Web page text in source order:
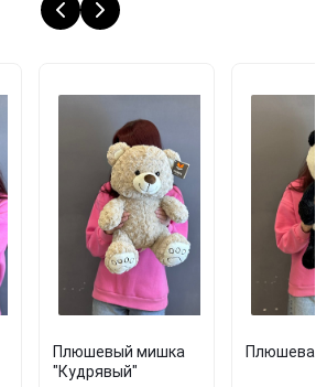
Плюшевый мишка
"Кудрявый"
Плюшевая